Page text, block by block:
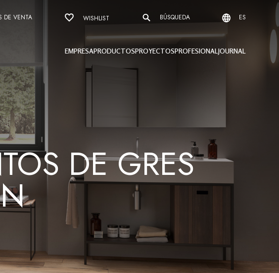
DE VENTA WISHLIST BÚSQUEDA ES
EMPRESAPRODUCTOSPROYECTOSPROFESIONALJOURNAL
DE GRES